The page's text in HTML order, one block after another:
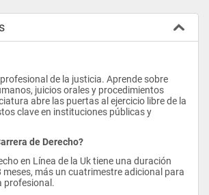
de la justicia. Aprende sobre
juicios orales y procedimientos
abre las puertas al ejercicio libre de la
clave en instituciones públicas y
de Derecho?
en Línea de la Uk tiene una duración
meses, más un cuatrimestre adicional para
profesional.